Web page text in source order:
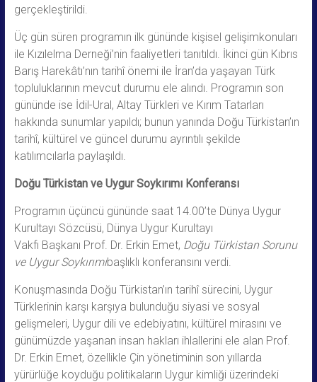
gerçekleştirildi.
Üç gün süren programın ilk gününde kişisel gelişimkonuları
ile Kızılelma Derneği’nin faaliyetleri tanıtıldı. İkinci gün Kıbrıs
Barış Harekâtı’nın tarihî önemi ile İran’da yaşayan Türk
topluluklarının mevcut durumu ele alındı. Programın son
gününde ise İdil-Ural, Altay Türkleri ve Kırım Tatarları
hakkında sunumlar yapıldı; bunun yanında Doğu Türkistan’ın
tarihî, kültürel ve güncel durumu ayrıntılı şekilde
katılımcılarla paylaşıldı.
Doğu Türkistan ve Uygur Soykırımı Konferansı
Programın üçüncü gününde saat 14.00’te Dünya Uygur
Kurultayı Sözcüsü, Dünya Uygur Kurultayı
Vakfı Başkanı Prof. Dr. Erkin Emet, Doğu Türkistan Sorunu
ve Uygur Soykırımıbaşlıklı konferansını verdi.
Konuşmasında Doğu Türkistan’ın tarihî sürecini, Uygur
Türklerinin karşı karşıya bulunduğu siyasi ve sosyal
gelişmeleri, Uygur dili ve edebiyatını, kültürel mirasını ve
günümüzde yaşanan insan hakları ihlallerini ele alan Prof.
Dr. Erkin Emet, özellikle Çin yönetiminin son yıllarda
yürürlüğe koyduğu politikaların Uygur kimliği üzerindeki